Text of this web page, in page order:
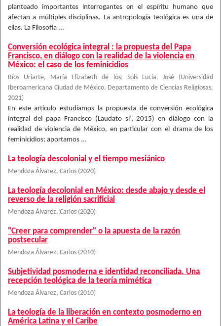
planteado importantes interrogantes en el espíritu humano que
afectan a múltiples disciplinas. La antropología teológica es una de
ellas. La Filosofía ...
Conversión ecológica integral : la propuesta del Papa
Francisco, en diálogo con la realidad de la violencia en
México: el caso de los feminicidios
Ríos Uriarte, María Elizabeth de los; Sols Lucia, José (Universidad
Iberoamericana Ciudad de México. Departamento de Ciencias Religiosas,
2021)
En este artículo estudiamos la propuesta de conversión ecológica
integral del papa Francisco (Laudato si’, 2015) en diálogo con la
realidad de violencia de México, en particular con el drama de los
feminicidios; aportamos ...
La teología descolonial y el tiempo mesiánico
Mendoza Álvarez, Carlos (2020)
La teología decolonial en México: desde abajo y desde el
reverso de la religión sacrificial
Mendoza Álvarez, Carlos (2020)
"Creer para comprender" o la apuesta de la razón
postsecular
Mendoza Álvarez, Carlos (2010)
Subjetividad posmoderna e identidad reconciliada. Una
recepción teológica de la teoría mimética
Mendoza Álvarez, Carlos (2010)
La teología de la liberación en contexto posmoderno en
América Latina y el Caribe